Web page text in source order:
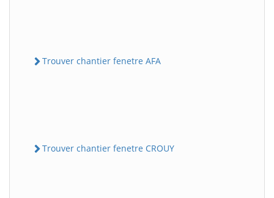
Trouver chantier fenetre AFA
Trouver chantier fenetre CROUY